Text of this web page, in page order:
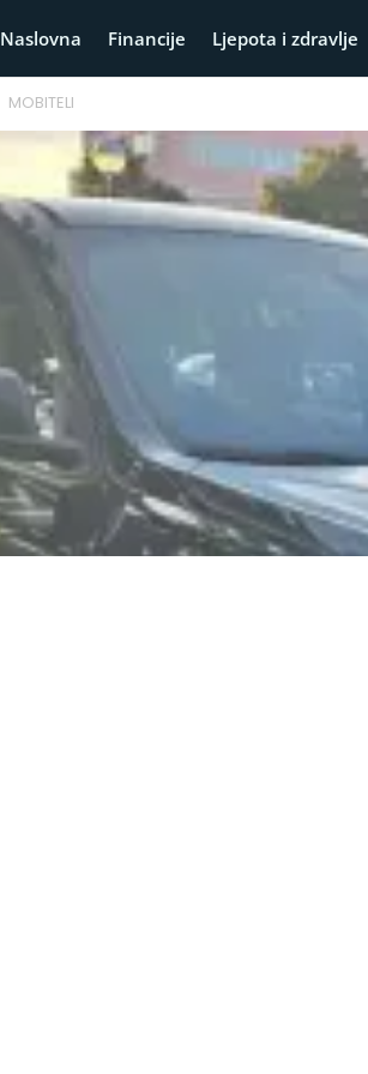
Naslovna Financije Ljepota i zdravlje